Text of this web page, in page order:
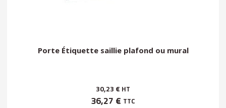
Porte Étiquette saillie plafond ou mural
30,23 € HT
36,27 € TTC